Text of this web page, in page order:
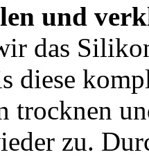
und
das
diese
trocknen
zu.